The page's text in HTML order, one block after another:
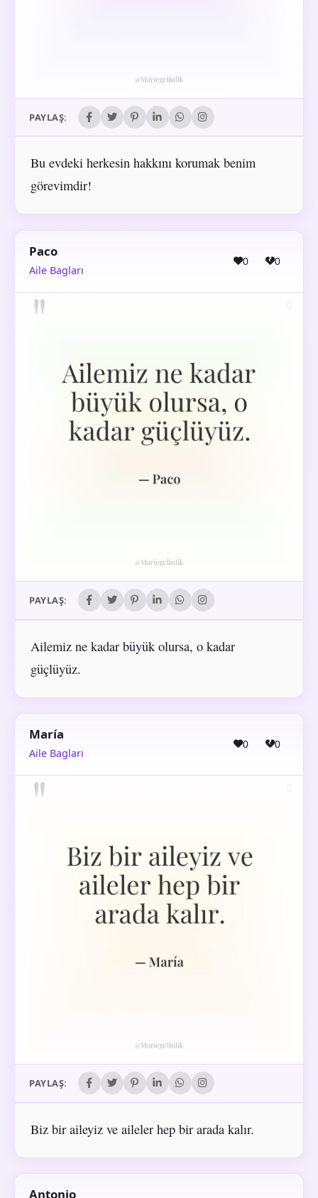
PAYLAŞ:
Bu evdeki herkesin hakkını korumak benim
görevimdir!
Paco
Aile Bagları
0 0
PAYLAŞ:
Ailemiz ne kadar büyük olursa, o kadar
güçlüyüz.
María
Aile Bagları
0 0
PAYLAŞ:
Biz bir aileyiz ve aileler hep bir arada kalır.
Antonio